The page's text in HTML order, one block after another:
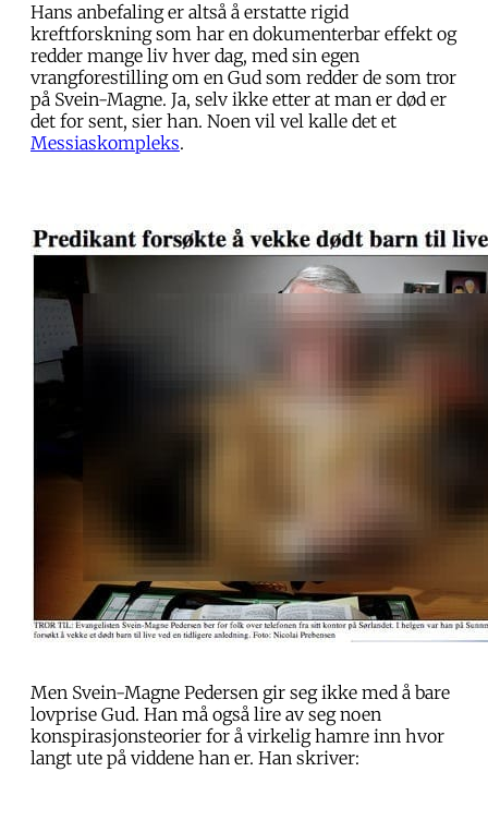
Hans anbefaling er altså å erstatte rigid
kreftforskning som har en dokumenterbar effekt og
redder mange liv hver dag, med sin egen
vrangforestilling om en Gud som redder de som tror
på Svein-Magne. Ja, selv ikke etter at man er død er
det for sent, sier han. Noen vil vel kalle det et
Messiaskompleks.
Men Svein-Magne Pedersen gir seg ikke med å bare
lovprise Gud. Han må også lire av seg noen
konspirasjonsteorier for å virkelig hamre inn hvor
langt ute på viddene han er. Han skriver: